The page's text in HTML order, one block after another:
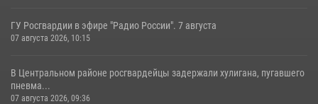
ГУ Росгвардии в эфире "Радио России". 7 августа
07 августа 2026, 10:15
В Центральном районе росгвардейцы задержали хулигана, пугавшего
пневма...
07 августа 2026, 09:36